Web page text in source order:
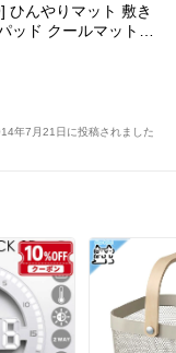
ひんやりマット 敷き
ッド クールマット
M 80×190cm
年7月21日に投稿されました